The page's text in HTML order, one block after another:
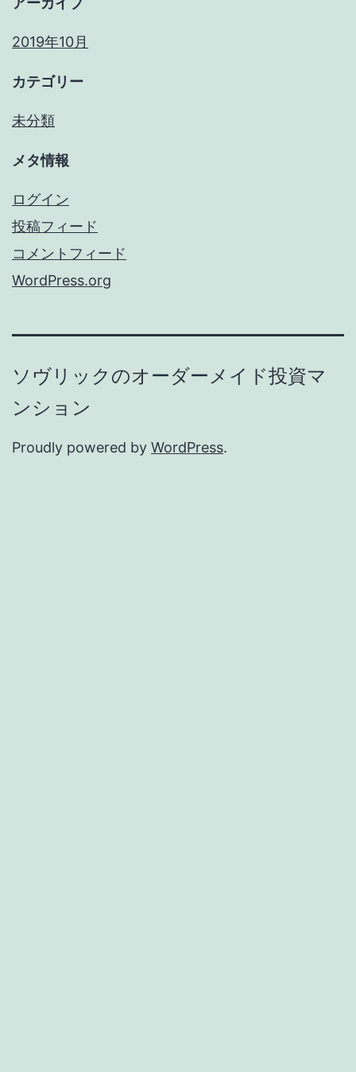
2019年10月
カテゴリー
未分類
メタ情報
ログイン
投稿フィード
コメントフィード
WordPress.org
ソヴリックのオーダーメイド投資マ
ンション
Proudly powered by WordPress.